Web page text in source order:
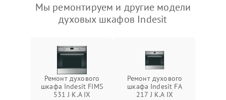
Мы ремонтируем и другие модели
духовых шкафов Indesit
Ремонт духового
шкафа Indesit FIMS
531 J K.A IX
Ремонт духового
шкафа Indesit FA
217 J K.A IX